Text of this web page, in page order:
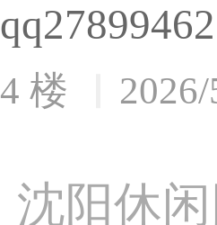
4 楼
沈阳休